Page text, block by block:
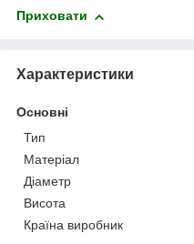
Приховати
Характеристики
Основні
Тип
Матеріал
Діаметр
Висота
Країна виробник